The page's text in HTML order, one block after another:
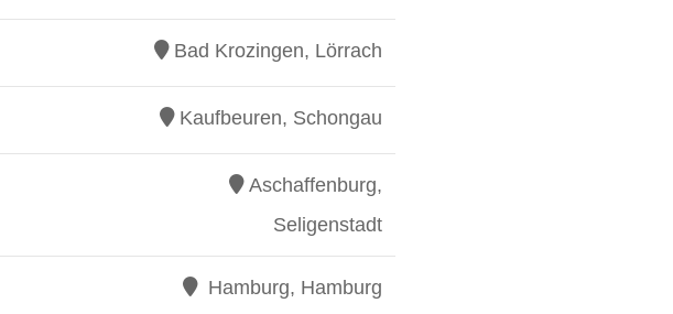
Bad Krozingen, Lörrach
Kaufbeuren, Schongau
Aschaffenburg,
Seligenstadt
Hamburg, Hamburg